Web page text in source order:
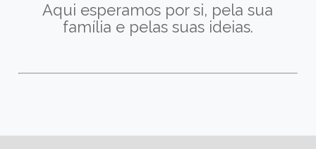
Aqui esperamos por si, pela sua
família e pelas suas ideias.